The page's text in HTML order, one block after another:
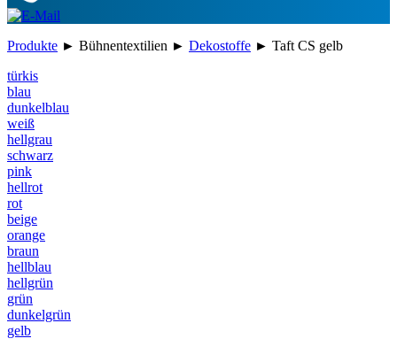
Produkte ► Bühnentextilien ► Dekostoffe ► Taft CS gelb
türkis
blau
dunkelblau
weiß
hellgrau
schwarz
pink
hellrot
rot
beige
orange
braun
hellblau
hellgrün
grün
dunkelgrün
gelb